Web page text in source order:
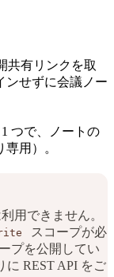
共有リンクを取
ンせずに会議ノー
つで、ノートの
用）。
用できません。
スコープが必
プを公開してい
に REST API をご